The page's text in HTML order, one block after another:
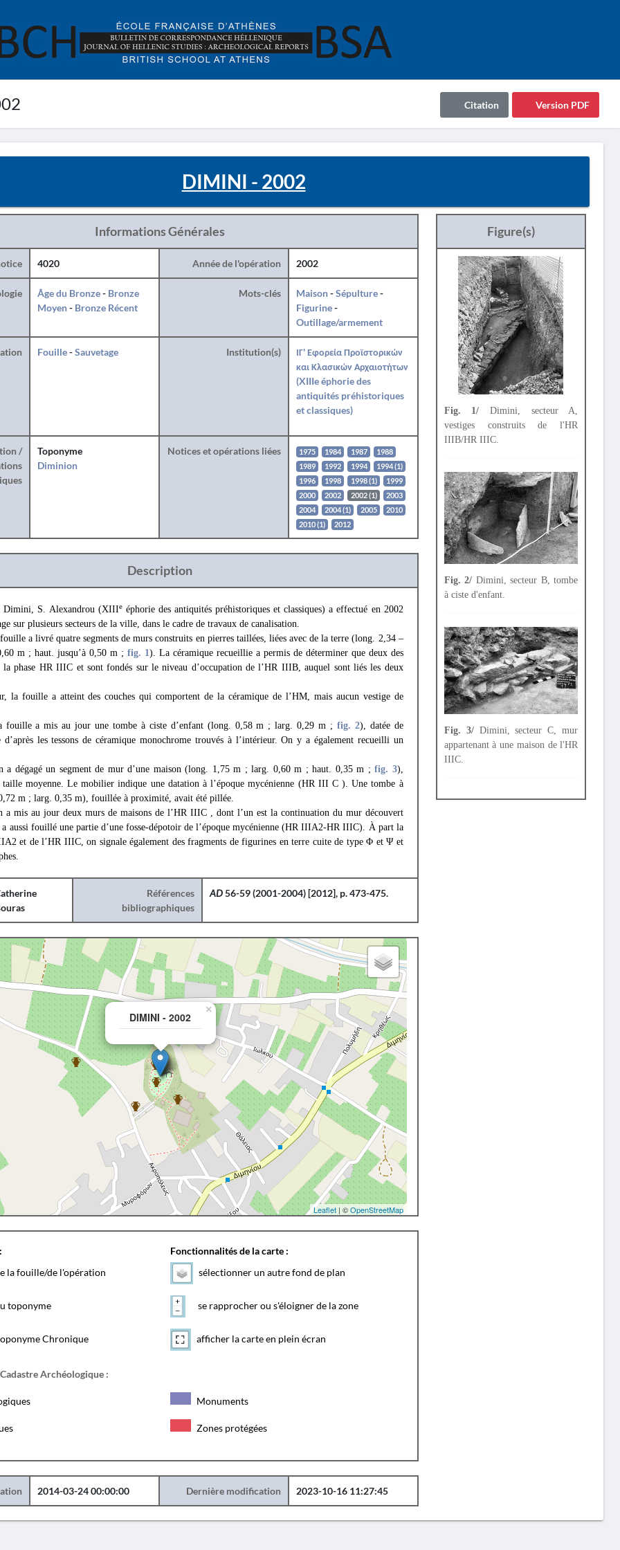
Version PDF
Citation
DIMINI - 2002
Informations Générales
4020 Année de l'opération 2002
Âge du Bronze- Bronze
Moyen- Bronze Récent
Mots-clés Maison-Sépulture-
Figurine-
Outillage/armement
Fouille-Sauvetage Institution(s)
ΙΓ' Εφορεία Προϊστορικών
και Κλασικών Αρχαιοτήτων
(XIIIe éphorie des
antiquités préhistoriques
et classiques)
/
Toponyme
Diminion
Notices et opérations liées 1975 1984 1987
1988
1989
1992 1994
1994 (1)
1996
1998 1998 (1)
1999
2000
2002 2002 (1)
2003
2004
2004 (1) 2005
2010
2010 (1)
2012
Description
Dimini, S. Alexandrou (XIIIeéphorie des antiquités préhistoriques et classiques) a effectué en 2002
sur plusieurs secteurs de la ville, dans le cadre de travaux de canalisation.
a livré quatre segments de murs construits en pierres taillées, liées avec de la terre (long. 2,34 –
m ; haut. jusqu’à 0,50 m ; fig. 1). La céramique recueillie a permis de déterminer que deux des
la phase HR IIIC et sont fondés sur le niveau d’occupation de l’HR IIIB, auquel sont liés les deux
la fouille a atteint des couches qui comportent de la céramique de l’HM, mais aucun vestige de
fouille a mis au jour une tombe à ciste d’enfant (long. 0,58 m ; larg. 0,29 m ; fig. 2), datée de
d’après les tessons de céramique monochrome trouvés à l’intérieur. On y a également recueilli un
a dégagé un segment de mur d’une maison (long. 1,75 m ; larg. 0,60 m ; haut. 0,35 m ;fig. 3),
taille moyenne. Le mobilier indique une datation à l’époque mycénienne (HR III C ). Une tombe à
m ; larg. 0,35 m), fouillée à proximité, avait été pillée.
a mis au jour deux murs de maisons de l’HR IIIC , dont l’un est la continuation du mur découvert
a aussi fouillé une partie d’une fosse-dépotoir de l’époque mycénienne (HR IIIA2-HR IIIC). À part la
et de l’HR IIIC, on signale également des fragments de figurines en terre cuite de type Φ et Ψ et
Références
bibliographiques
AD56-59 (2001-2004) [2012], p. 473-475.
DIMINI - 2002
×
Leaflet| ©OpenStreetMap
la fouille/de l'opération
toponyme
Chronique
Fonctionnalités de la carte :
sélectionner un autre fond de plan
se rapprocher ou s'éloigner de la zone
afficher la carte en plein écran
Archéologique :
Monuments
Zones protégées
2014-03-24 00:00:00 Dernière modification 2023-10-16 11:27:45
Figure(s)
Fig. 1/ Dimini, secteur A,
vestiges construits de l'HR
IIIB/HR IIIC.
Fig. 2/ Dimini, secteur B, tombe
à ciste d'enfant.
Fig. 3/Dimini, secteur C, mur
appartenant à une maison de l'HR
IIIC.